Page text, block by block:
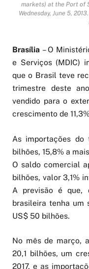
markets) at the Port of
Wednesday, June 5,
Brasília – O
e Serviços (MDIC)
que o Brasil teve
trimestre deste
vendido para o
crescimento de
As importações
bilhões, 15,8% a
O saldo comercial
bilhões, valor 3,1%
A previsão é que,
brasileira tenha um
US$ 50 bilhões.
No mês de março,
20,1 bilhões, um
2017, e as